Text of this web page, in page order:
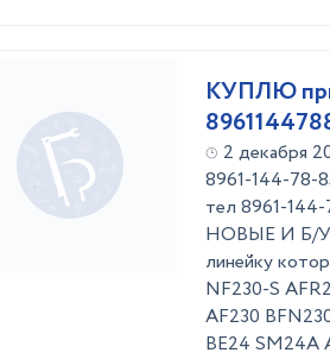
КУПЛЮ
2 декабря
8961-144-78-
тел 8961-
НОВЫЕ И Б/
линейку
NF230-S
АF230
ВЕ24 SМ24А